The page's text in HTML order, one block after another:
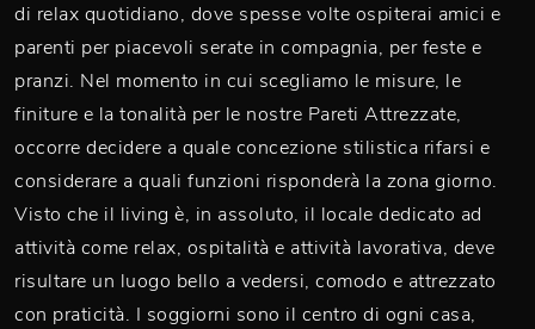
di relax quotidiano, dove spesse volte ospiterai amici e
parenti per piacevoli serate in compagnia, per feste e
pranzi. Nel momento in cui scegliamo le misure, le
finiture e la tonalità per le nostre Pareti Attrezzate,
occorre decidere a quale concezione stilistica rifarsi e
considerare a quali funzioni risponderà la zona giorno.
Visto che il living è, in assoluto, il locale dedicato ad
attività come relax, ospitalità e attività lavorativa, deve
risultare un luogo bello a vedersi, comodo e attrezzato
con praticità. I soggiorni sono il centro di ogni casa,